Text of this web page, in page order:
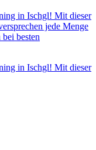
in Ischgl! Mit dieser
jede Menge
besten
in Ischgl! Mit dieser